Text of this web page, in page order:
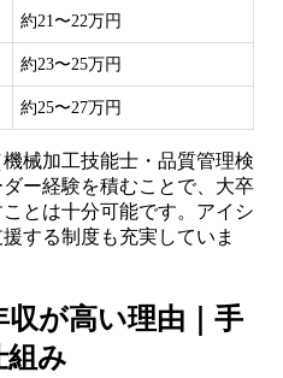
約21〜22万円
約23〜25万円
約25〜27万円
械加工技能士・品質管理検
ー経験を積むことで、大卒
とは十分可能です。アイシ
する制度も充実していま
が高い理由｜手
組み